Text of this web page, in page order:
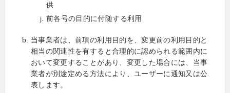
供
前各号の目的に付随する利用
当事業者は、前項の利用目的を、変更前の利用目的と
相当の関連性を有すると合理的に認められる範囲内に
おいて変更することがあり、変更した場合には、当事
業者が別途定める方法により、ユーザーに通知又は公
表します。